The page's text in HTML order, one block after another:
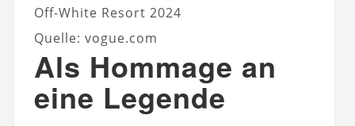
Off-White Resort 2024
Quelle: vogue.com
Als Hommage an
eine Legende